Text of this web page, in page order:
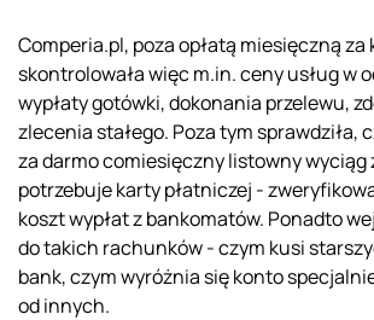
Comperia.pl, poza opłatą miesięczną za
skontrolowała więc m.in. ceny usług w
wypłaty gotówki, dokonania przelewu,
zlecenia stałego. Poza tym sprawdziła,
za darmo comiesięczny listowny wyciąg
potrzebuje karty płatniczej -
koszt wypłat z bankomatów. Ponadto
do takich rachunków - czym kusi
bank, czym wyróżnia się konto
od innych.